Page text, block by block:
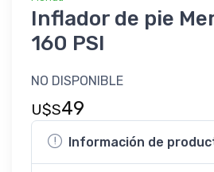
Inflador de pie
160 PSI
NO DISPONIBLE
U$S49
Información de